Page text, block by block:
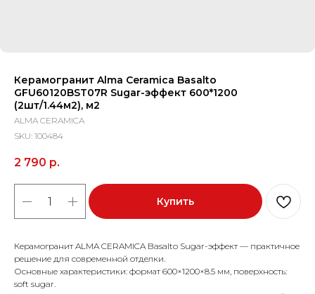
Керамогранит Alma Ceramica Basalto
GFU60120BST07R Sugar-эффект 600*1200
(2шт/1.44м2), м2
ALMA CERAMICA
SKU: 100484
2 790 р.
Купить
Керамогранит ALMA CERAMICA Basalto Sugar-эффект — практичное
решение для современной отделки.
Основные характеристики: формат 600×1200×8.5 мм, поверхность:
soft sugar.